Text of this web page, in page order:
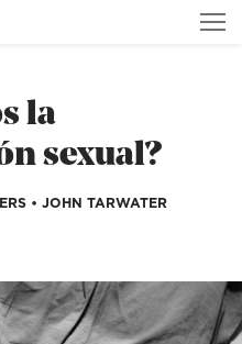
la
sexual?
• JOHN TARWATER